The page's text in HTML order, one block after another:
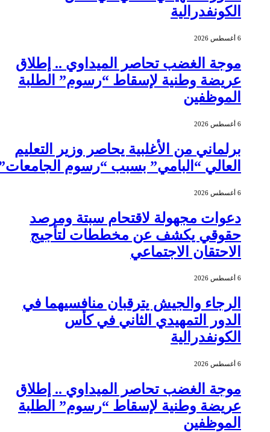
الكونفدرالية
موجة الغضب تحاصر الميداوي .. إطلاق
عريضة وطنية لإسقاط “رسوم” الطلبة
الموظفين
برلماني من الأغلبية يحاصر وزير التعليم
العالي “البامي” بسبب “رسوم الجامعات”
دعوات مجهولة لاقتحام سبتة ومرصد
حقوقي يكشف عن مخططات لتأجيج
الاحتقان الاجتماعي
الرجاء والجيش يترقبان منافسيهما في
الدور التمهيدي الثاني في كأس
الكونفدرالية
موجة الغضب تحاصر الميداوي .. إطلاق
عريضة وطنية لإسقاط “رسوم” الطلبة
الموظفين